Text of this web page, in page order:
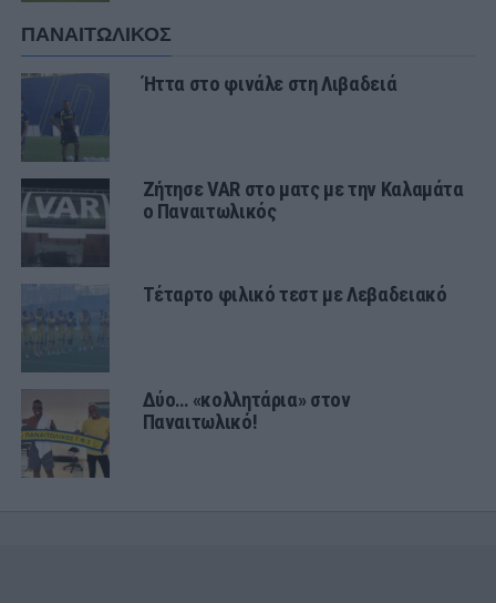
ΠΑΝΑΙΤΩΛΙΚΟΣ
Ήττα στο φινάλε στη Λιβαδειά
Ζήτησε VAR στο ματς με την Καλαμάτα
ο Παναιτωλικός
Τέταρτο φιλικό τεστ με Λεβαδειακό
Δύο… «κολλητάρια» στον
Παναιτωλικό!